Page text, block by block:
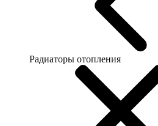
Радиаторы отопления